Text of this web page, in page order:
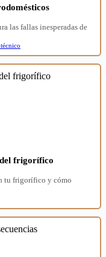
las fallas inesperadas de
frigorífico
tu frigorífico y cómo